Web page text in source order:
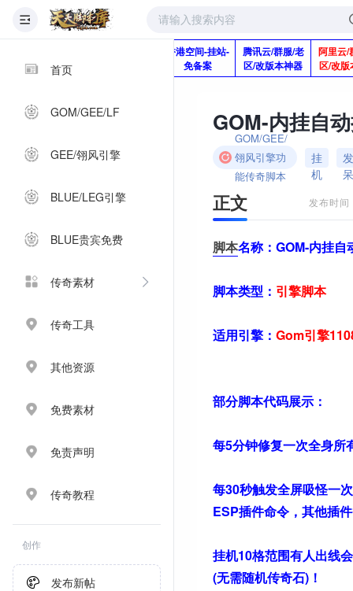
首页
GOM/GEE/LF
GEE/翎风引擎
BLUE/LEG引擎
BLUE贵宾免费
传奇素材
传奇工具
其他资源
免费素材
免责声明
传奇教程
创作
发布新帖
Q920992345
香港空间-挂站-
免备案
腾讯云/群服/老
区/改版本神器
阿里云/
区/改版
GOM/GEE/
翎风引擎功
能传奇脚本
挂
机
发
呆
正文 发布时
脚本名称： GOM-内挂自
脚本类型： 引擎脚本
适用引擎： Gom引擎
部分脚本代码展示：
每5分钟修复一次全身所
每30秒触发全屏吸怪一
ESP插件命令，其他插
挂机10格范围有人出线
(无需随机传奇石)！